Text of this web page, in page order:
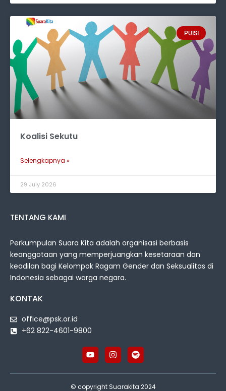
PUISI
Koalisi Sekutu
Selengkapnya »
29 July 2026
TENTANG KAMI
Perkumpulan Suara Kita adalah organisasi berbasis
keanggotaan yang memperjuangkan kesetaraan dan
keadilan bagi Kelompok Ragam Gender dan Seksualitas di
Indonesia sebagai warga negara.
KONTAK
office@psk.or.id
+62 822-4601-9800
© copyright Suarakita 2024